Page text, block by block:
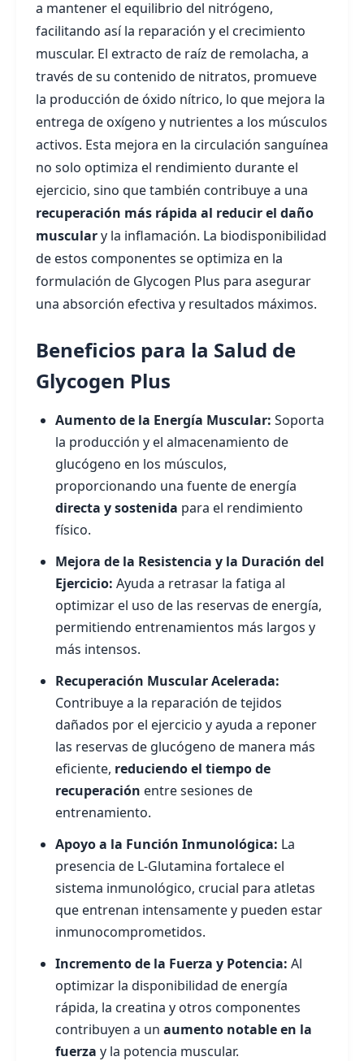
a mantener el equilibrio del nitrógeno,
facilitando así la reparación y el crecimiento
muscular. El extracto de raíz de remolacha, a
través de su contenido de nitratos, promueve
la producción de óxido nítrico, lo que mejora la
entrega de oxígeno y nutrientes a los músculos
activos. Esta mejora en la circulación sanguínea
no solo optimiza el rendimiento durante el
ejercicio, sino que también contribuye a una
recuperación más rápida al reducir el daño
musculary la inflamación. La biodisponibilidad
de estos componentes se optimiza en la
formulación de Glycogen Plus para asegurar
una absorción efectiva y resultados máximos.
Beneficios para la Salud de
Glycogen Plus
Aumento de la Energía Muscular: Soporta
la producción y el almacenamiento de
glucógeno en los músculos,
proporcionando una fuente de energía
directa y sostenida para el rendimiento
físico.
Mejora de la Resistencia y la Duración del
Ejercicio: Ayuda a retrasar la fatiga al
optimizar el uso de las reservas de energía,
permitiendo entrenamientos más largos y
más intensos.
Recuperación Muscular Acelerada:
Contribuye a la reparación de tejidos
dañados por el ejercicio y ayuda a reponer
las reservas de glucógeno de manera más
eficiente, reduciendo el tiempo de
recuperación entre sesiones de
entrenamiento.
Apoyo a la Función Inmunológica: La
presencia de L-Glutamina fortalece el
sistema inmunológico, crucial para atletas
que entrenan intensamente y pueden estar
inmunocomprometidos.
Incremento de la Fuerza y Potencia: Al
optimizar la disponibilidad de energía
rápida, la creatina y otros componentes
contribuyen a un aumento notable en la
fuerza y la potencia muscular.